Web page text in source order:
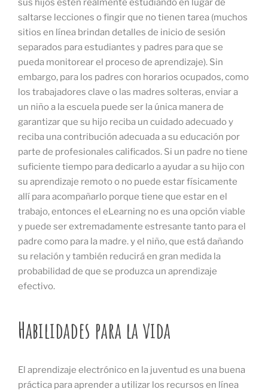
sus hijos estén realmente estudiando en lugar de
saltarse lecciones o fingir que no tienen tarea (muchos
sitios en línea brindan detalles de inicio de sesión
separados para estudiantes y padres para que se
pueda monitorear el proceso de aprendizaje). Sin
embargo, para los padres con horarios ocupados, como
los trabajadores clave o las madres solteras, enviar a
un niño a la escuela puede ser la única manera de
garantizar que su hijo reciba un cuidado adecuado y
reciba una contribución adecuada a su educación por
parte de profesionales calificados. Si un padre no tiene
suficiente tiempo para dedicarlo a ayudar a su hijo con
su aprendizaje remoto o no puede estar físicamente
allí para acompañarlo porque tiene que estar en el
trabajo, entonces el eLearning no es una opción viable
y puede ser extremadamente estresante tanto para el
padre como para la madre. y el niño, que está dañando
su relación y también reducirá en gran medida la
probabilidad de que se produzca un aprendizaje
efectivo.
Habilidades para la vida
El aprendizaje electrónico en la juventud es una buena
práctica para aprender a utilizar los recursos en línea